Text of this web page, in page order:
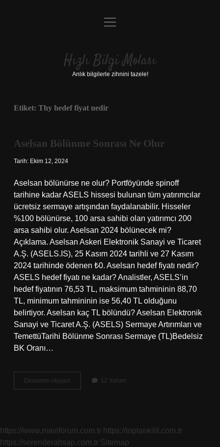
Anasayfa
Yasal Uyarı
menüyü
Hızlı Bilgi Molası
Anlık bilgilerle zihnini tazele!
Etiket: Thy hedef fiyat nedir
Aselsan Bölünme Sonrası Ne Olur
Tarih: Ekim 12, 2024
Aselsan bölünürse ne olur? Portföyünde spinoff
tarihine kadar ASELS hissesi bulunan tüm yatırımcılar
ücretsiz sermaye artışından faydalanabilir. Hisseler
%100 bölünürse, 100 arsa sahibi olan yatırımcı 200
arsa sahibi olur. Aselsan 2024 bölünecek mi?
Açıklama. Aselsan Askeri Elektronik Sanayi ve Ticaret
A.Ş. (ASELS.IS), 25 Kasım 2024 tarihli ve 27 Kasım
2024 tarihinde ödenen ₺0. Aselsan hedef fiyatı nedir?
ASELS hedef fiyatı ne kadar? Analistler, ASELS’in
hedef fiyatının 76,53 TL, maksimum tahmininin 88,70
TL, minimum tahmininin ise 56,40 TL olduğunu
belirtiyor. Aselsan kaç TL bölündü? Aselsan Elektronik
Sanayi ve Ticaret A.Ş. (ASELS) Sermaye Artırımları ve
TemettüTarihi Bölünme Sonrası Sermaye (TL)Bedelsiz
BK Oranı…
Devamını okuyun
Bölünme
12 Yorum
https://www.maviforum.com.tr https://toptankilit.com.tr
https://serenderahsap.com.tr Sitemap